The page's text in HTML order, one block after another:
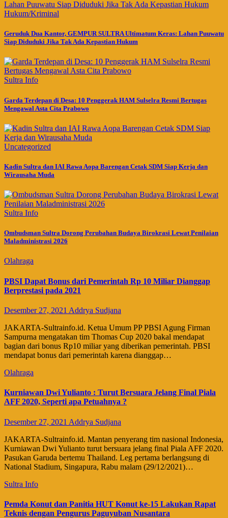
Hukum/Kriminal
Geruduk Dua Kantor, GEMPUR SULTRA Ultimatum Keras: Lahan Puuwatu
Siap Diduduki Jika Tak Ada Kepastian Hukum
Sultra Info
Garda Terdepan di Desa: 10 Penggerak HAM Sulselra Resmi Bertugas
Mengawal Asta Cita Prabowo
Uncategorized
Kadin Sultra dan IAI Rawa Aopa Barengan Cetak SDM Siap Kerja dan
Wirausaha Muda
Sultra Info
Ombudsman Sultra Dorong Perubahan Budaya Birokrasi Lewat Penilaian
Maladministrasi 2026
Olahraga
PBSI Dapat Bonus dari Pemerintah Rp 10 Miliar Dianggap
Berprestasi pada 2021
Desember 27, 2021 Addrya Sudjana
JAKARTA-Sultrainfo.id. Ketua Umum PP PBSI Agung Firman
Sampurna mengatakan tim Thomas Cup 2020 bakal mendapat
bagian dari bonus Rp10 miliar yang diberikan pemerintah. PBSI
mendapat bonus dari pemerintah karena dianggap…
Olahraga
Kurniawan Dwi Yulianto : Turut Bersuara Jelang Final Piala
AFF 2020, Seperti apa Petuahnya ?
Desember 27, 2021 Addrya Sudjana
JAKARTA-Sultrainfo.id. Mantan penyerang tim nasional Indonesia,
Kurniawan Dwi Yulianto turut bersuara jelang final Piala AFF 2020.
Pasukan Garuda bertemu Thailand. Leg pertama berlangsung di
National Stadium, Singapura, Rabu malam (29/12/2021)…
Sultra Info
Pemda Konut dan Panitia HUT Konut ke-15 Lakukan Rapat
Teknis dengan Pengurus Paguyuban Nusantara